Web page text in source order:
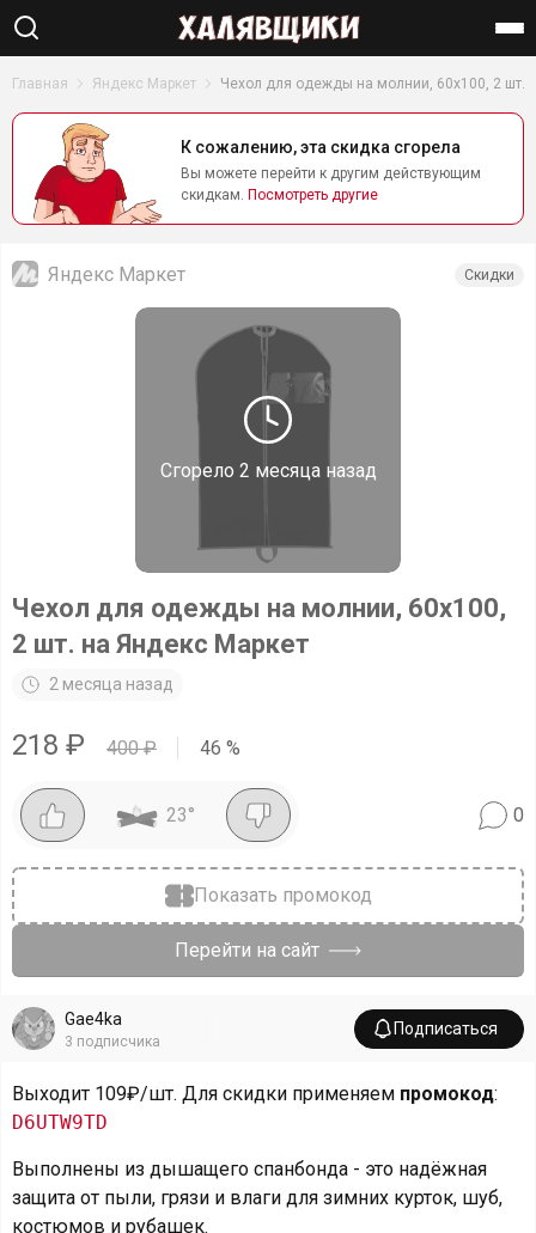
Найти
Главная Яндекс Маркет Чехол для одежды на молнии, 60x100, 2 шт.
К сожалению, эта скидка сгорела
Вы можете перейти к другим действующим
скидкам. Посмотреть другие
Сгорело 2 месяца назад
Яндекс Маркет Скидки
Чехол для одежды на молнии, 60x100,
2 шт. на Яндекс Маркет
2 месяца назад
218 ₽ 400₽ 46 %
23° 0
Показать промокод
Перейти на сайт
Gae4ka
3 подписчика
Подписаться
Выходит 109₽/шт. Для скидки применяем промокод:
D6UTW9TD
Выполнены из дышащего спанбонда - это надёжная
защита от пыли, грязи и влаги для зимних курток, шуб,
костюмов и рубашек.